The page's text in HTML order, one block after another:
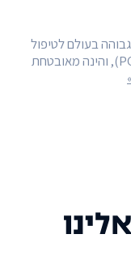
בעולם לטיפול
בכרטיסי אשראי (PCI DSS Level 1), והינה מאובטחת